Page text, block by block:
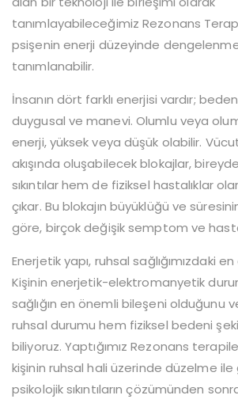
tanımlayabileceğimiz Rezonans
psişenin enerji düzeyinde
tanımlanabilir.
İnsanın dört farklı enerjisi vardır;
duygusal ve manevi. Olumlu veya
enerji, yüksek veya düşük olabilir.
akışında oluşabilecek blokajlar,
sıkıntılar hem de fiziksel hastalıklar
çıkar. Bu blokajın büyüklüğü ve
göre, birçok değişik semptom ve
Enerjetik yapı, ruhsal sağlığımızdaki
Kişinin enerjetik-elektromanyetik
sağlığın en önemli bileşeni olduğunu
ruhsal durumu hem fiziksel bedeni
biliyoruz. Yaptığımız Rezonans
kişinin ruhsal hali üzerinde düzelme ile
psikolojik sıkıntıların çözümünden